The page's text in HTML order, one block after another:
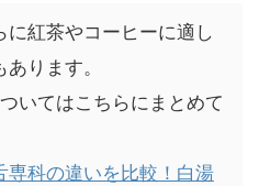
に紅茶やコーヒーに適し
ります。
いてはこちらにまとめて
専科の違いを比較！白湯